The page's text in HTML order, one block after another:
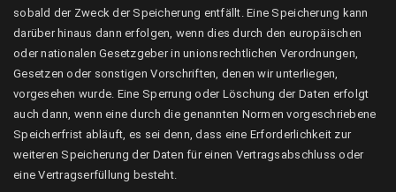
sobald der Zweck der Speicherung entfällt. Eine Speicherung kann
darüber hinaus dann erfolgen, wenn dies durch den europäischen
oder nationalen Gesetzgeber in unionsrechtlichen Verordnungen,
Gesetzen oder sonstigen Vorschriften, denen wir unterliegen,
vorgesehen wurde. Eine Sperrung oder Löschung der Daten erfolgt
auch dann, wenn eine durch die genannten Normen vorgeschriebene
Speicherfrist abläuft, es sei denn, dass eine Erforderlichkeit zur
weiteren Speicherung der Daten für einen Vertragsabschluss oder
eine Vertragserfüllung besteht.